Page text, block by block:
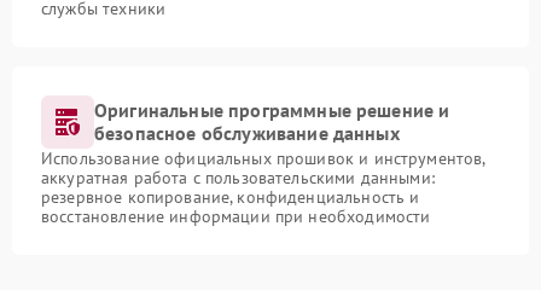
службы техники
Оригинальные программные решение и
безопасное обслуживание данных
Использование официальных прошивок и инструментов,
аккуратная работа с пользовательскими данными:
резервное копирование, конфиденциальность и
восстановление информации при необходимости